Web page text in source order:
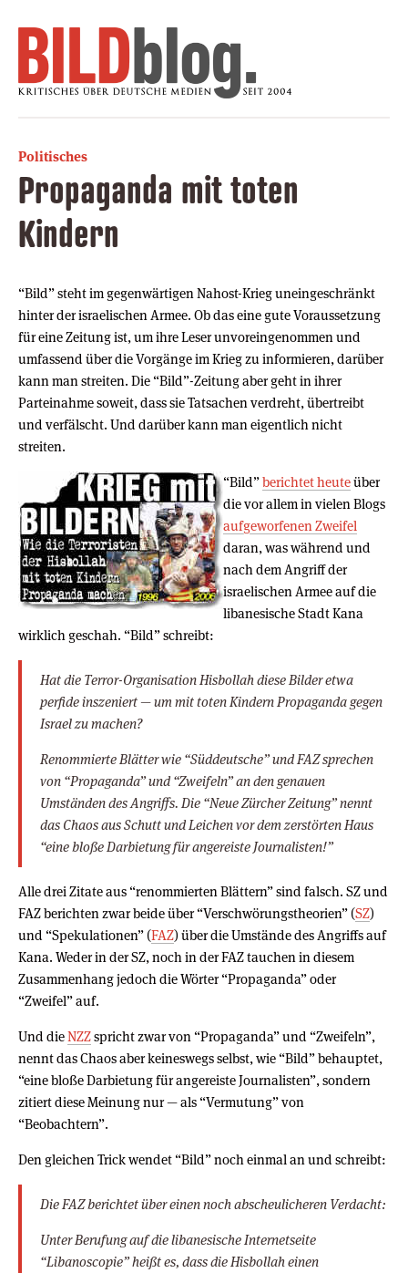
Politisches
Propaganda mit toten
Kindern
“Bild” steht im gegenwärtigen Nahost-Krieg uneingeschränkt
hinter der israelischen Armee. Ob das eine gute Voraussetzung
für eine Zeitung ist, um ihre Leser unvoreingenommen und
umfassend über die Vorgänge im Krieg zu informieren, darüber
kann man streiten. Die “Bild”-Zeitung aber geht in ihrer
Parteinahme soweit, dass sie Tatsachen verdreht, übertreibt
und verfälscht. Und darüber kann man eigentlich nicht
streiten.
“Bild”berichtet heuteüber
die vor allem in vielen Blogs
aufgeworfenen Zweifel
daran, was während und
nach dem Angriff der
israelischen Armee auf die
libanesische Stadt Kana
wirklich geschah. “Bild” schreibt:
Hat die Terror-Organisation Hisbollah diese Bilder etwa
perfide inszeniert — um mit toten Kindern Propaganda gegen
Israel zu machen?
Renommierte Blätter wie “Süddeutsche” und FAZ sprechen
von “Propaganda” und “Zweifeln” an den genauen
Umständen des Angriffs. Die “Neue Zürcher Zeitung” nennt
das Chaos aus Schutt und Leichen vor dem zerstörten Haus
“eine bloße Darbietung für angereiste Journalisten!”
Alle drei Zitate aus “renommierten Blättern” sind falsch. SZ und
FAZ berichten zwar beide über “Verschwörungstheorien” (SZ)
und “Spekulationen” (FAZ) über die Umstände des Angriffs auf
Kana. Weder in der SZ, noch in der FAZ tauchen in diesem
Zusammenhang jedoch die Wörter “Propaganda” oder
“Zweifel” auf.
Und dieNZZspricht zwar von “Propaganda” und “Zweifeln”,
nennt das Chaos aber keineswegs selbst, wie “Bild” behauptet,
“eine bloße Darbietung für angereiste Journalisten”, sondern
zitiert diese Meinung nur — als “Vermutung” von
“Beobachtern”.
Den gleichen Trick wendet “Bild” noch einmal an und schreibt:
Die FAZ berichtet über einen noch abscheulicheren Verdacht:
Unter Berufung auf die libanesische Internetseite
“Libanoscopie” heißt es, dass die Hisbollah einen